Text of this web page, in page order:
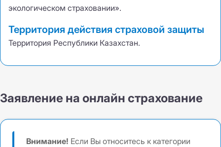
экологическом страховании».
Территория действия страховой защиты
Территория Республики Казахстан.
Заявление на онлайн страхование
Внимание! Если Вы относитесь к категории